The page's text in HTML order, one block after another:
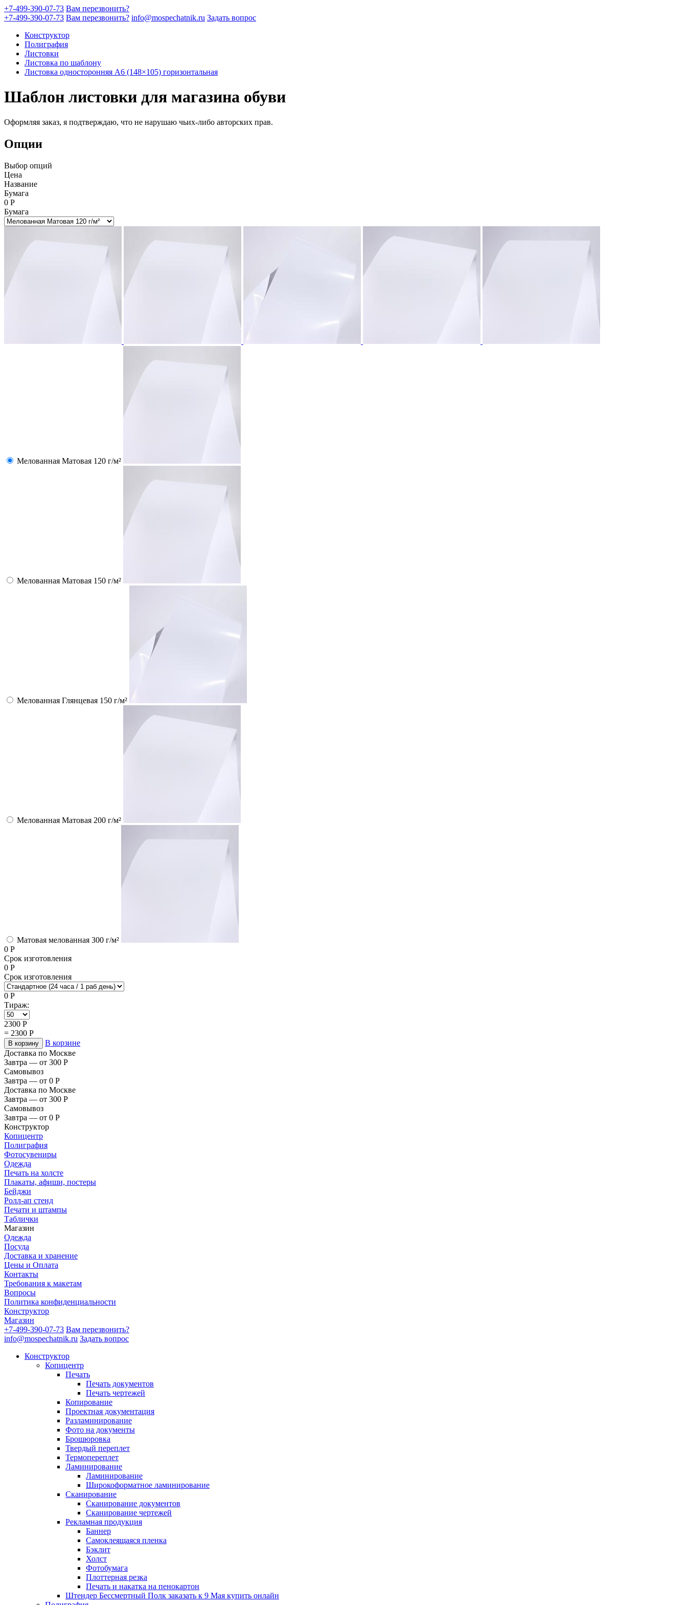
+7-499-390-07-73 Вам перезвонить?
+7-499-390-07-73 Вам перезвонить? info@mospechatnik.ru Задать вопрос
Конструктор
Полиграфия
Листовки
Листовка по шаблону
Листовка односторонняя A6 (148×105) горизонтальная
Шаблон листовки для магазина обуви
Оформляя заказ, я подтверждаю, что не нарушаю чьих-либо авторских прав.
Опции
Выбор опций
Цена
Название
Бумага
0 Р
Бумага
Мелованная Матовая 120 г/м²
Мелованная Матовая 150 г/м²
Мелованная Глянцевая 150 г/м²
Мелованная Матовая 200 г/м²
Матовая мелованная 300 г/м²
0 Р
Срок изготовления
0 Р
Срок изготовления
0 Р
Тираж:
2300 Р
= 2300 Р
В корзину
В корзине
Доставка по Москве
Завтра — от 300 Р
Самовывоз
Завтра — от 0 Р
Доставка по Москве
Завтра — от 300 Р
Самовывоз
Завтра — от 0 Р
Конструктор
Копицентр
Полиграфия
Фотосувениры
Одежда
Печать на холсте
Плакаты, афиши, постеры
Бейджи
Ролл-ап стенд
Печати и штампы
Таблички
Магазин
Одежда
Посуда
Доставка и хранение
Цены и Оплата
Контакты
Требования к макетам
Вопросы
Политика конфиденциальности
Конструктор
Магазин
+7-499-390-07-73 Вам перезвонить?
info@mospechatnik.ru Задать вопрос
Конструктор
Копицентр
Печать
Печать документов
Печать чертежей
Копирование
Проектная документация
Разламинирование
Фото на документы
Брошюровка
Твердый переплет
Термопереплет
Ламинирование
Ламинирование
Широкоформатное ламинирование
Сканирование
Сканирование документов
Сканирование чертежей
Рекламная продукция
Баннер
Самоклеящаяся пленка
Бэклит
Холст
Фотобумага
Плоттерная резка
Печать и накатка на пенокартон
Штендер Бессмертный Полк заказать к 9 Мая купить онлайн